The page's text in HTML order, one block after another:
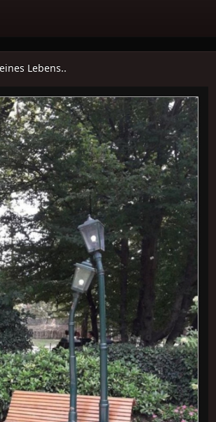
Lebens..